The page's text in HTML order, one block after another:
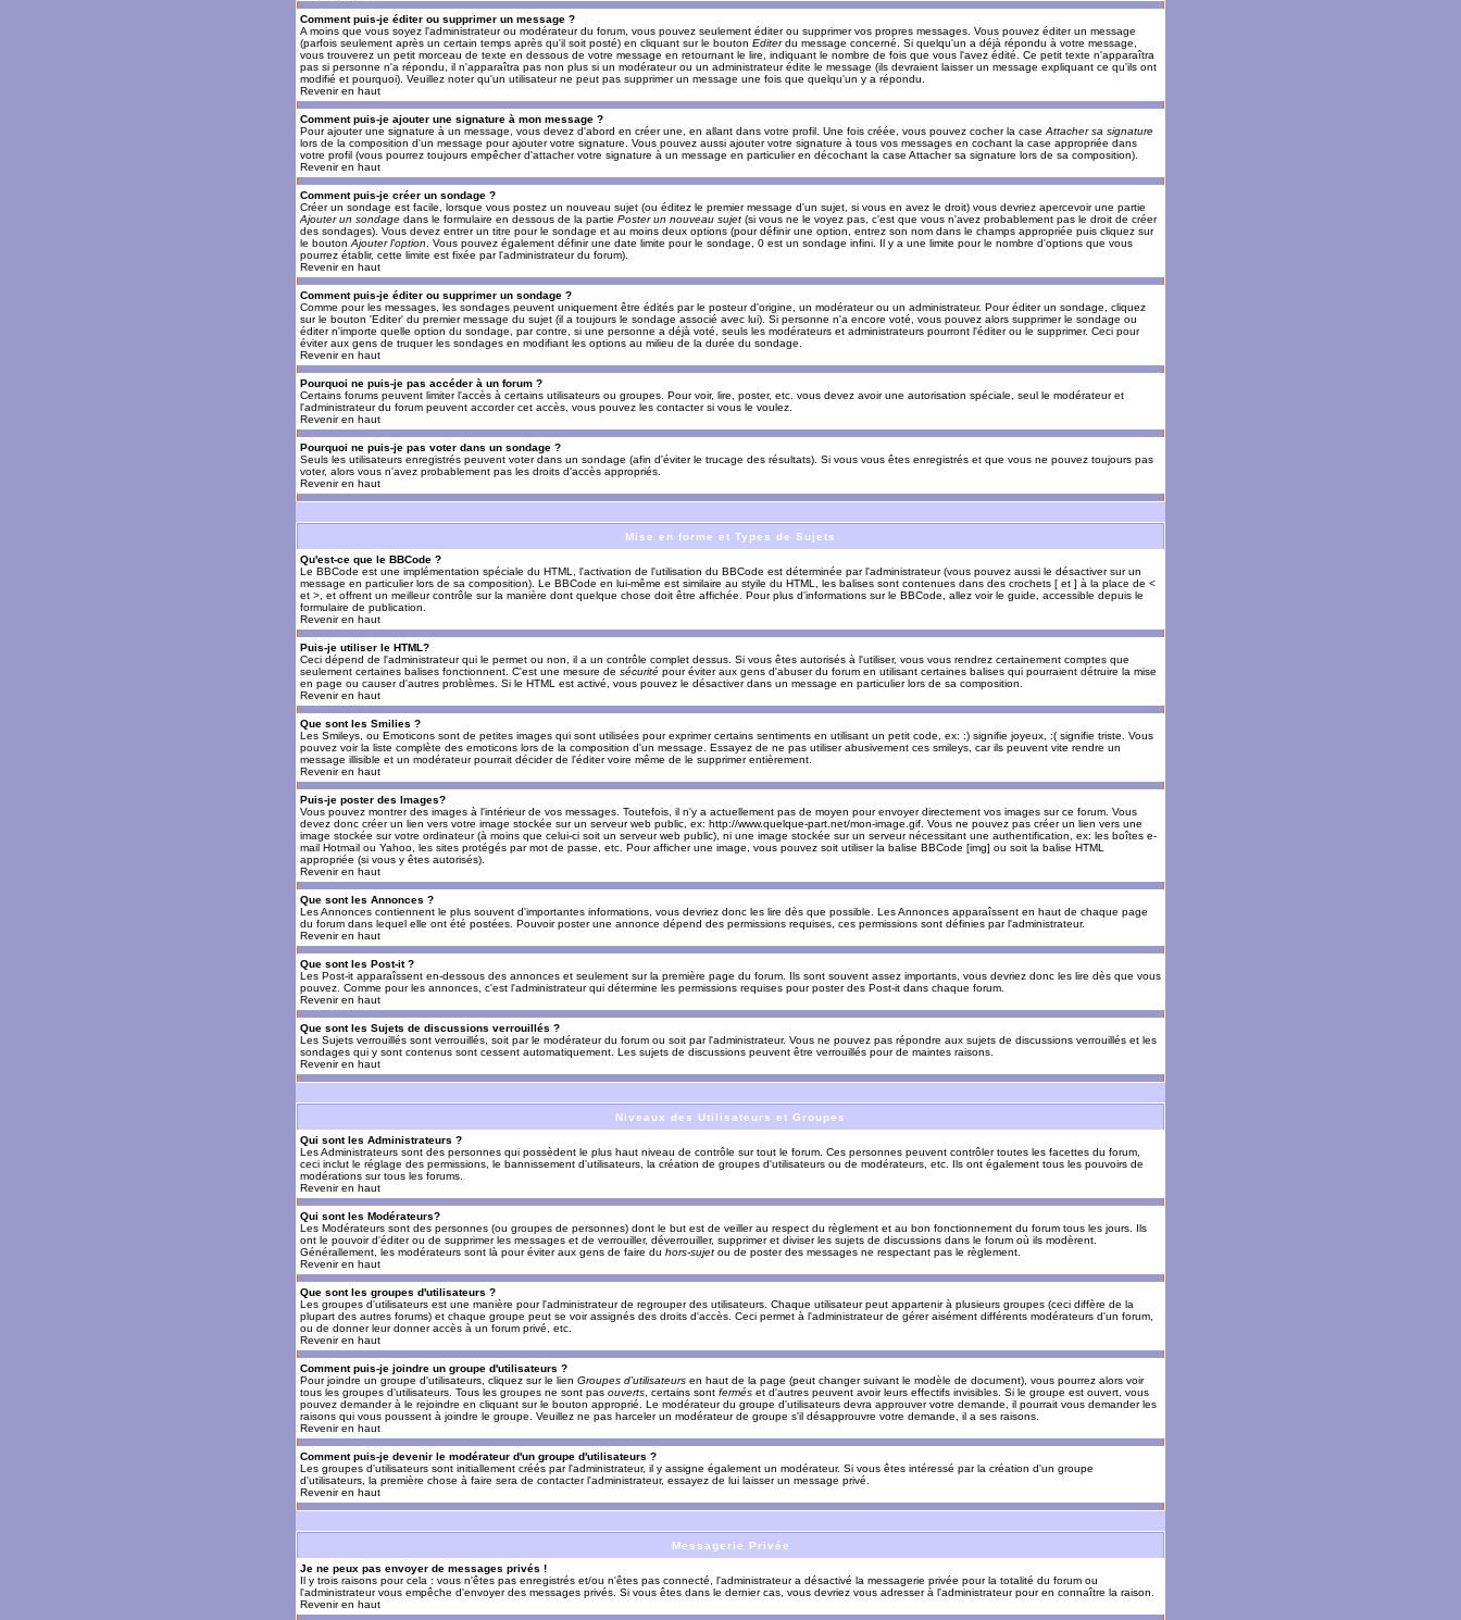
Comment puis-je éditer ou supprimer un message ?
A moins que vous soyez l'administrateur ou modérateur du forum, vous pouvez seulement éditer ou supprimer vos propres messages. Vous pouvez éditer un message
(parfois seulement après un certain temps après qu'il soit posté) en cliquant sur le bouton Editerdu message concerné. Si quelqu'un a déjà répondu à votre message,
vous trouverez un petit morceau de texte en dessous de votre message en retournant le lire, indiquant le nombre de fois que vous l'avez édité. Ce petit texte n'apparaîtra
pas si personne n'a répondu, il n'apparaîtra pas non plus si un modérateur ou un administrateur édite le message (ils devraient laisser un message expliquant ce qu'ils ont
modifié et pourquoi). Veuillez noter qu'un utilisateur ne peut pas supprimer un message une fois que quelqu'un y a répondu.
Revenir en haut
Comment puis-je ajouter une signature à mon message ?
Pour ajouter une signature à un message, vous devez d'abord en créer une, en allant dans votre profil. Une fois créée, vous pouvez cocher la case Attacher sa signature
lors de la composition d'un message pour ajouter votre signature. Vous pouvez aussi ajouter votre signature à tous vos messages en cochant la case appropriée dans
votre profil (vous pourrez toujours empêcher d'attacher votre signature à un message en particulier en décochant la case Attacher sa signature lors de sa composition).
Revenir en haut
Comment puis-je créer un sondage ?
Créer un sondage est facile, lorsque vous postez un nouveau sujet (ou éditez le premier message d'un sujet, si vous en avez le droit) vous devriez apercevoir une partie
Ajouter un sondage dans le formulaire en dessous de la partie Poster un nouveau sujet (si vous ne le voyez pas, c'est que vous n'avez probablement pas le droit de créer
des sondages). Vous devez entrer un titre pour le sondage et au moins deux options (pour définir une option, entrez son nom dans le champs appropriée puis cliquez sur
le bouton Ajouter l'option . Vous pouvez également définir une date limite pour le sondage, 0 est un sondage infini. Il y a une limite pour le nombre d'options que vous
pourrez établir, cette limite est fixée par l'administrateur du forum).
Revenir en haut
Comment puis-je éditer ou supprimer un sondage ?
Comme pour les messages, les sondages peuvent uniquement être édités par le posteur d'origine, un modérateur ou un administrateur. Pour éditer un sondage, cliquez
sur le bouton 'Editer' du premier message du sujet (il a toujours le sondage associé avec lui). Si personne n'a encore voté, vous pouvez alors supprimer le sondage ou
éditer n'importe quelle option du sondage, par contre, si une personne a déjà voté, seuls les modérateurs et administrateurs pourront l'éditer ou le supprimer. Ceci pour
éviter aux gens de truquer les sondages en modifiant les options au milieu de la durée du sondage.
Revenir en haut
Pourquoi ne puis-je pas accéder à un forum ?
Certains forums peuvent limiter l'accès à certains utilisateurs ou groupes. Pour voir, lire, poster, etc. vous devez avoir une autorisation spéciale, seul le modérateur et
l'administrateur du forum peuvent accorder cet accès, vous pouvez les contacter si vous le voulez.
Revenir en haut
Pourquoi ne puis-je pas voter dans un sondage ?
Seuls les utilisateurs enregistrés peuvent voter dans un sondage (afin d'éviter le trucage des résultats). Si vous vous êtes enregistrés et que vous ne pouvez toujours pas
voter, alors vous n'avez probablement pas les droits d'accès appropriés.
Revenir en haut
Mise en forme et Types de Sujets
Qu'est-ce que le BBCode ?
Le BBCode est une implémentation spéciale du HTML, l'activation de l'utilisation du BBCode est déterminée par l'administrateur (vous pouvez aussi le désactiver sur un
message en particulier lors de sa composition). Le BBCode en lui-même est similaire au styile du HTML, les balises sont contenues dans des crochets [ et ] à la place de <
et >, et offrent un meilleur contrôle sur la manière dont quelque chose doit être affichée. Pour plus d'informations sur le BBCode, allez voir le guide, accessible depuis le
formulaire de publication.
Revenir en haut
Puis-je utiliser le HTML?
Ceci dépend de l'administrateur qui le permet ou non, il a un contrôle complet dessus. Si vous êtes autorisés à l'utiliser, vous vous rendrez certainement comptes que
seulement certaines balises fonctionnent. C'est une mesure de sécurité pour éviter aux gens d'abuser du forum en utilisant certaines balises qui pourraient détruire la mise
en page ou causer d'autres problèmes. Si le HTML est activé, vous pouvez le désactiver dans un message en particulier lors de sa composition.
Revenir en haut
Que sont les Smilies ?
Les Smileys, ou Emoticons sont de petites images qui sont utilisées pour exprimer certains sentiments en utilisant un petit code, ex: :) signifie joyeux, :( signifie triste. Vous
pouvez voir la liste complète des emoticons lors de la composition d'un message. Essayez de ne pas utiliser abusivement ces smileys, car ils peuvent vite rendre un
message illisible et un modérateur pourrait décider de l'éditer voire même de le supprimer entièrement.
Revenir en haut
Puis-je poster des Images?
Vous pouvez montrer des images à l'intérieur de vos messages. Toutefois, il n'y a actuellement pas de moyen pour envoyer directement vos images sur ce forum. Vous
devez donc créer un lien vers votre image stockée sur un serveur web public, ex: http://www.quelque-part.net/mon-image.gif. Vous ne pouvez pas créer un lien vers une
image stockée sur votre ordinateur (à moins que celui-ci soit un serveur web public), ni une image stockée sur un serveur nécessitant une authentification, ex: les boîtes e-
mail Hotmail ou Yahoo, les sites protégés par mot de passe, etc. Pour afficher une image, vous pouvez soit utiliser la balise BBCode [img] ou soit la balise HTML
appropriée (si vous y êtes autorisés).
Revenir en haut
Que sont les Annonces ?
Les Annonces contiennent le plus souvent d'importantes informations, vous devriez donc les lire dès que possible. Les Annonces apparaîssent en haut de chaque page
du forum dans lequel elle ont été postées. Pouvoir poster une annonce dépend des permissions requises, ces permissions sont définies par l'administrateur.
Revenir en haut
Que sont les Post-it ?
Les Post-it apparaîssent en-dessous des annonces et seulement sur la première page du forum. Ils sont souvent assez importants, vous devriez donc les lire dès que vous
pouvez. Comme pour les annonces, c'est l'administrateur qui détermine les permissions requises pour poster des Post-it dans chaque forum.
Revenir en haut
Que sont les Sujets de discussions verrouillés ?
Les Sujets verrouillés sont verrouillés, soit par le modérateur du forum ou soit par l'administrateur. Vous ne pouvez pas répondre aux sujets de discussions verrouillés et les
sondages qui y sont contenus sont cessent automatiquement. Les sujets de discussions peuvent être verrouillés pour de maintes raisons.
Revenir en haut
Niveaux des Utilisateurs et Groupes
Qui sont les Administrateurs ?
Les Administrateurs sont des personnes qui possèdent le plus haut niveau de contrôle sur tout le forum. Ces personnes peuvent contrôler toutes les facettes du forum,
ceci inclut le réglage des permissions, le bannissement d'utilisateurs, la création de groupes d'utilisateurs ou de modérateurs, etc. Ils ont également tous les pouvoirs de
modérations sur tous les forums.
Revenir en haut
Qui sont les Modérateurs?
Les Modérateurs sont des personnes (ou groupes de personnes) dont le but est de veiller au respect du règlement et au bon fonctionnement du forum tous les jours. Ils
ont le pouvoir d'éditer ou de supprimer les messages et de verrouiller, déverrouiller, supprimer et diviser les sujets de discussions dans le forum où ils modèrent.
Générallement, les modérateurs sont là pour éviter aux gens de faire du hors-sujet ou de poster des messages ne respectant pas le règlement.
Revenir en haut
Que sont les groupes d'utilisateurs ?
Les groupes d'utilisateurs est une manière pour l'administrateur de regrouper des utilisateurs. Chaque utilisateur peut appartenir à plusieurs groupes (ceci diffère de la
plupart des autres forums) et chaque groupe peut se voir assignés des droits d'accès. Ceci permet à l'administrateur de gérer aisément différents modérateurs d'un forum,
ou de donner leur donner accès à un forum privé, etc.
Revenir en haut
Comment puis-je joindre un groupe d'utilisateurs ?
Pour joindre un groupe d'utilisateurs, cliquez sur le lien Groupes d'utilisateurs en haut de la page (peut changer suivant le modèle de document), vous pourrez alors voir
tous les groupes d'utilisateurs. Tous les groupes ne sont pas ouverts , certains sont fermés et d'autres peuvent avoir leurs effectifs invisibles. Si le groupe est ouvert, vous
pouvez demander à le rejoindre en cliquant sur le bouton approprié. Le modérateur du groupe d'utilisateurs devra approuver votre demande, il pourrait vous demander les
raisons qui vous poussent à joindre le groupe. Veuillez ne pas harceler un modérateur de groupe s'il désapprouvre votre demande, il a ses raisons.
Revenir en haut
Comment puis-je devenir le modérateur d'un groupe d'utilisateurs ?
Les groupes d'utilisateurs sont initiallement créés par l'administrateur, il y assigne également un modérateur. Si vous êtes intéressé par la création d'un groupe
d'utilisateurs, la première chose à faire sera de contacter l'administrateur, essayez de lui laisser un message privé.
Revenir en haut
Messagerie Privée
Je ne peux pas envoyer de messages privés !
Il y trois raisons pour cela : vous n'êtes pas enregistrés et/ou n'êtes pas connecté, l'administrateur a désactivé la messagerie privée pour la totalité du forum ou
l'administrateur vous empêche d'envoyer des messages privés. Si vous êtes dans le dernier cas, vous devriez vous adresser à l'administrateur pour en connaître la raison.
Revenir en haut